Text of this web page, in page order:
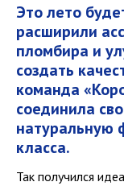
Это лето
расширили
пломбира и
создать
команда
соединила
натуральную
класса.
Так получился